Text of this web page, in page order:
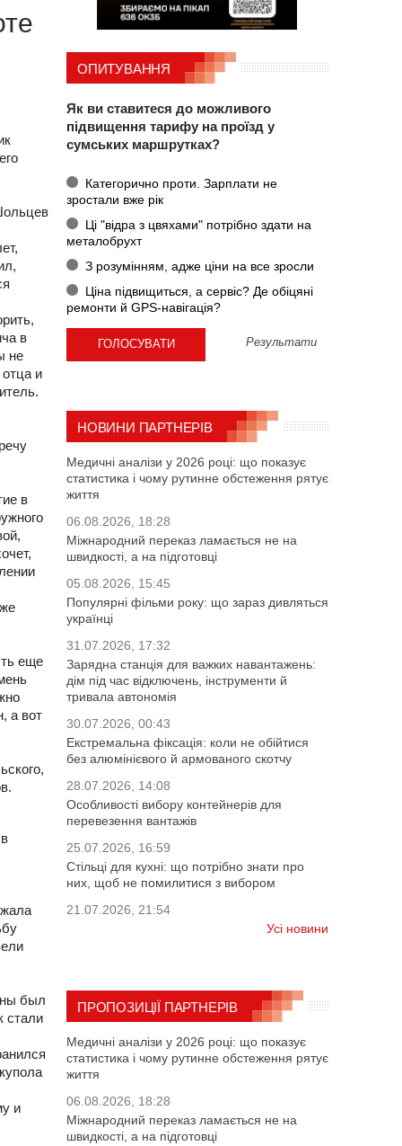
в
не
и
в
еще
а вот
был
стали
и
ОПИТУВАННЯ
Як ви ставитеся до можливого
підвищення тарифу на проїзд у
сумських маршрутках?
Категорично проти. Зарплати не
зростали вже рік
Ці "відра з цвяхами" потрібно здати на
металобрухт
З розумінням, адже ціни на все зросли
Ціна підвищиться, а сервіс? Де обіцяні
ремонти й GPS-навігація?
Результати
НОВИНИ ПАРТНЕРІВ
Медичні аналізи у 2026 році: що показує
статистика і чому рутинне обстеження рятує
життя
06.08.2026, 18:28
Міжнародний переказ ламається не на
швидкості, а на підготовці
05.08.2026, 15:45
Популярні фільми року: що зараз дивляться
українці
31.07.2026, 17:32
Зарядна станція для важких навантажень:
дім під час відключень, інструменти й
тривала автономія
30.07.2026, 00:43
Екстремальна фіксація: коли не обійтися
без алюмінієвого й армованого скотчу
28.07.2026, 14:08
Особливості вибору контейнерів для
перевезення вантажів
25.07.2026, 16:59
Стільці для кухні: що потрібно знати про
них, щоб не помилитися з вибором
21.07.2026, 21:54
Усі новини
ПРОПОЗИЦІЇ ПАРТНЕРІВ
Медичні аналізи у 2026 році: що показує
статистика і чому рутинне обстеження рятує
життя
06.08.2026, 18:28
Міжнародний переказ ламається не на
швидкості, а на підготовці